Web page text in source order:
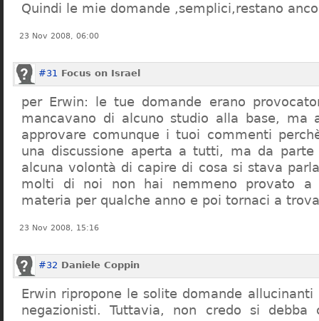
Quindi le mie domande ,semplici,restano
23 Nov 2008, 06:00
#31 Focus on Israel
per Erwin: le tue domande erano
mancavano di alcuno studio alla base, ma
approvare comunque i tuoi commenti
una discussione aperta a tutti, ma da parte
alcuna volontà di capire di cosa si stava
molti di noi non hai nemmeno provato a
materia per qualche anno e poi tornaci a
23 Nov 2008, 15:16
#32 Daniele Coppin
Erwin ripropone le solite domande
negazionisti. Tuttavia, non credo si debba